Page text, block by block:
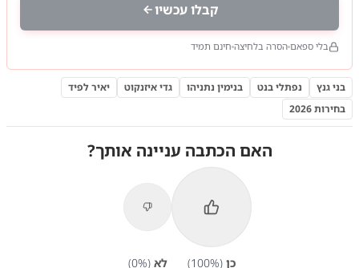
קבלו עכשיו
בלי ספאם הסרה בלחיצה חינם תמיד
בני גנץ נפתלי בנט בנימין נתניהו גדי איזנקוט
יאיר לפיד
בחירות 2026
האם הכתבה עניינה אותך?
כן (
100%) לא (
0%)